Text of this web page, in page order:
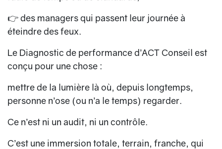
👉 des managers qui passent leur journée à
éteindre des feux.
Le Diagnostic de performanced’ACT Conseil est
conçu pour une chose :
mettre de la lumière là où, depuis longtemps,
personne n’ose (ou n’a le temps) regarder.
Ce n’est ni un audit, ni un contrôle.
C’est une immersion totale, terrain, franche, qui